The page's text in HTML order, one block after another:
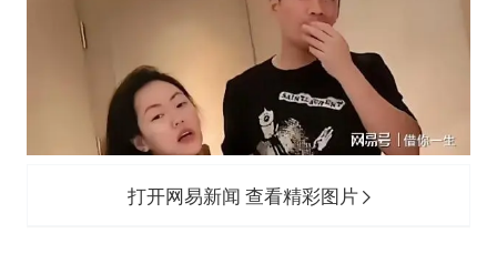
打开网易新闻 查看精彩图片